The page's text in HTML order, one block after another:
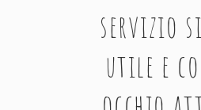
servizio
utile e